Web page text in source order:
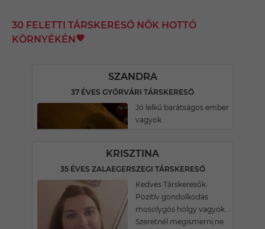
30 FELETTI TÁRSKERESŐ NŐK HOTTÓ
KÖRNYÉKÉN
SZANDRA
37 ÉVES GYŐRVÁRI TÁRSKERESŐ
Jó lelkű barátságos ember
vagyok
KRISZTINA
35 ÉVES ZALAEGERSZEGI TÁRSKERESŐ
Kedves Társkeresők.
Pozitív gondolkodás
mosolygós hölgy vagyok.
Szeretnél megismerni,ne